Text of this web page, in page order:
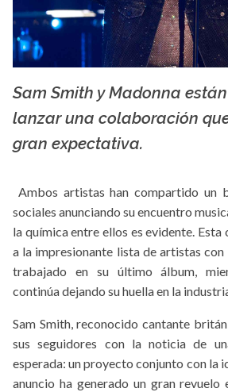
Sam Smith y Madonna
lanzar una colaboración
gran expectativa.
Ambos artistas han compartido un
sociales anunciando su encuentro
la química entre ellos es evidente. Esta
a la impresionante lista de artistas con
trabajado en su último álbum,
continúa dejando su huella en la
Sam Smith, reconocido cantante
sus seguidores con la noticia de
esperada: un proyecto conjunto con la
anuncio ha generado un gran revuelo